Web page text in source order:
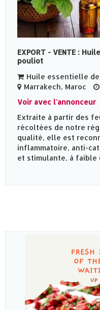
EXPORT - VENTE :
pouliot
Huile essentielle
Marrakech, Maroc
Voir avec l'annonceur
Extraite à partir des
récoltées de notre
qualité, elle est
inflammatoire, anti-
et stimulante, à faible